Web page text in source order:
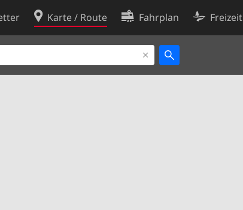
Karte / Route Fahrplan Freizeit
Cookie-Richtlinie
Cookie-Einstellungen